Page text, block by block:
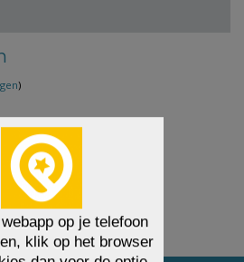
)
… 14